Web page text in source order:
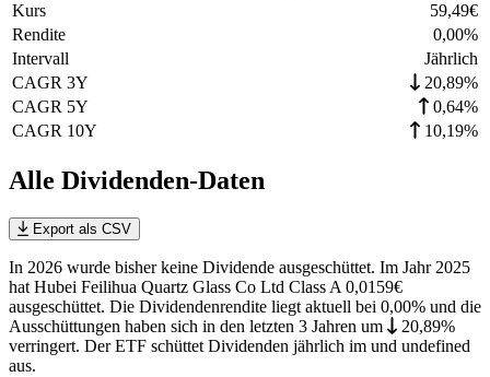
Kurs
59,49€
Rendite
0,00%
Intervall
Jährlich
CAGR 3Y
20,89%
CAGR 5Y
0,64%
CAGR 10Y
10,19%
Alle Dividenden-Daten
Export als CSV
In 2026 wurde bisher keine Dividende ausgeschüttet. Im Jahr 2025
hat Hubei Feilihua Quartz Glass Co Ltd Class A 0,0159€
ausgeschüttet. Die Dividendenrendite liegt aktuell bei 0,00% und die
Ausschüttungen haben sich in den letzten 3 Jahren um
20,89%
verringert. Der ETF schüttet Dividenden jährlich im und undefined
aus.